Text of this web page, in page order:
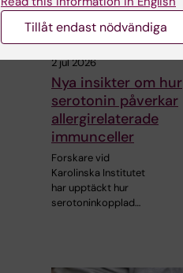
2 jul 2026
Nya insikter om hur
serotonin påverkar
allergirelaterade
immunceller
Forskare vid
Karolinska Institutet
har upptäckt hur
serotoninkopplad…
Tillåt endast nödvändiga